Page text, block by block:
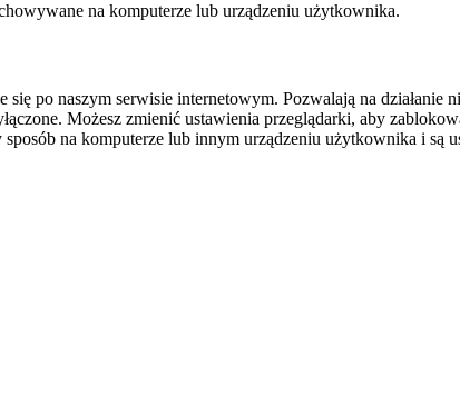
na komputerze lub urządzeniu użytkownika.
po naszym serwisie internetowym. Pozwalają na
Możesz zmienić ustawienia przeglądarki, aby
na komputerze lub innym urządzeniu użytkownika i są